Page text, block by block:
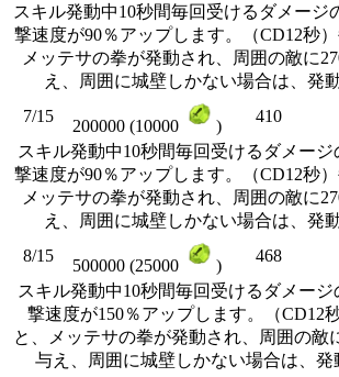
スキル発動中10秒間毎回受けるダメージ
撃速度が90％アップします。（CD12秒）
メッテサの拳が発動され、周囲の敵に
え、周囲に城壁しかない場合は、発
7/15
200000 (10000 )
410
スキル発動中10秒間毎回受けるダメージ
撃速度が90％アップします。（CD12秒）
メッテサの拳が発動され、周囲の敵に
え、周囲に城壁しかない場合は、発
8/15
500000 (25000 )
468
スキル発動中10秒間毎回受けるダメージ
撃速度が150％アップします。（CD12
と、メッテサの拳が発動され、周囲の敵
与え、周囲に城壁しかない場合は、発